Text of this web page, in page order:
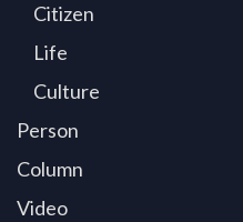
Citizen
Life
Culture
Person
Column
Video